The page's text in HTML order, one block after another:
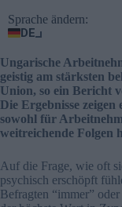
Sprache ändern:
DE
Ungarische
geistig am stärksten
Union, so ein Bericht
Die Ergebnisse zeigen
sowohl für
weitreichende Folgen
Auf die Frage, wie oft
psychisch erschöpft
Befragten “immer”